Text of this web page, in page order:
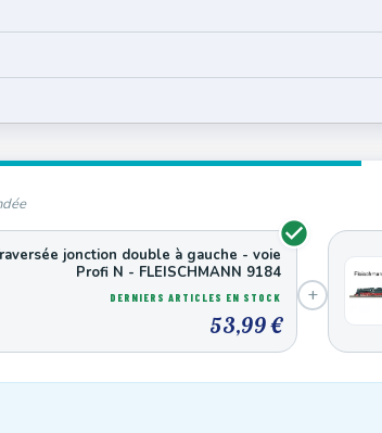
jonction double à gauche - voie
Profi N - FLEISCHMANN 9184
DERNIERS ARTICLES EN STOCK
53,99 €
+